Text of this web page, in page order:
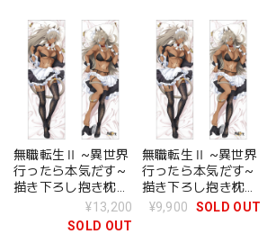
下ろし】
無職転生Ⅱ ~異世界
行ったら本気だす~
描き下ろし抱き枕カ
バー(ギレーヌ/メイ
ド服)2WAYトリコッ
¥13,200
SOLD OUT
無職転生Ⅱ ~異世界
行ったら本気だす~
描き下ろし抱き枕カ
バー(ギレーヌ/メイ
¥9,900 SOLD OUT